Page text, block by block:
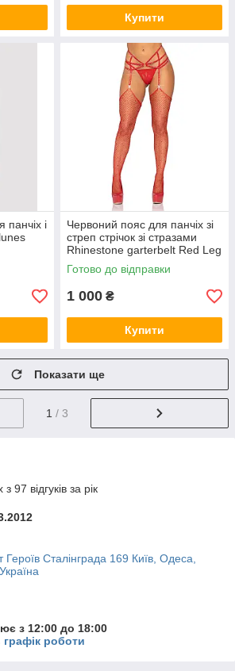
Купити
панчіх і
Червоний пояс для панчіх зі
стреп стрічок зі стразами
Rhinestone garterbelt Red Leg
Avenue OS
Готово до відправки
1 000 ₴
Купити
Показати ще
1 / 3
97 відгуків за рік
Героїв Сталінграда 169 Київ, Одеса,
з 12:00 до 18:00
роботи